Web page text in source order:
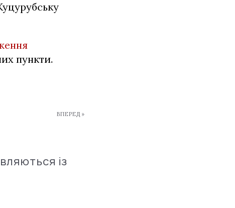
пункти.
ВПЕРЕД »
із